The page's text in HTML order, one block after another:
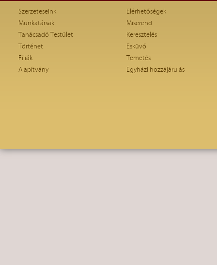
Szerzeteseink
Munkatársak
Tanácsadó Testület
Történet
Fíliák
Alapítvány
Elérhetőségek
Miserend
Keresztelés
Esküvő
Temetés
Egyházi hozzájárulás